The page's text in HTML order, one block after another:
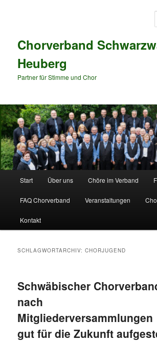
Chorverband
Heuberg
Partner für Stimme und Chor
Start Über uns Chöre im Verband
FAQ Chorverband Veranstaltungen
Kontakt
SCHLAGWORTARCHIV:CHORJUGEND
Schwäbischer
nach
Mitgliederversammlungen
gut für die Zukunft